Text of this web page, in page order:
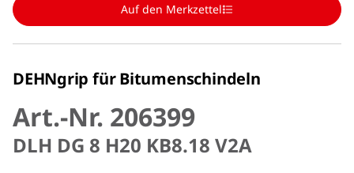
Auf den Merkzettel
DEHNgrip für Bitumenschindeln
Art.-Nr. 206399
DLH DG 8 H20 KB8.18 V2A